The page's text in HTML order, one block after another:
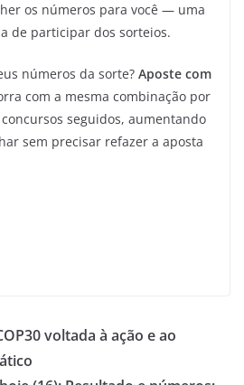
os números para você — uma
de participar dos sorteios.
números da sorte? Aposte com
com a mesma combinação por
seguidos, aumentando
sem precisar refazer a aposta
voltada à ação e ao